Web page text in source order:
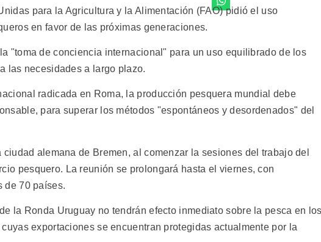
para la Agricultura y la Alimentación (FAO) pidió el uso
en favor de las próximas generaciones.
"toma de conciencia internacional" para un uso equilibrado de los
las necesidades a largo plazo.
radicada en Roma, la producción pesquera mundial debe
para superar los métodos "espontáneos y desordenados" del
alemana de Bremen, al comenzar la sesiones del trabajo del
pesquero. La reunión se prolongará hasta el viernes, con
de 70 países.
la Ronda Uruguay no tendrán efecto inmediato sobre la pesca en
exportaciones se encuentran protegidas actualmente por la